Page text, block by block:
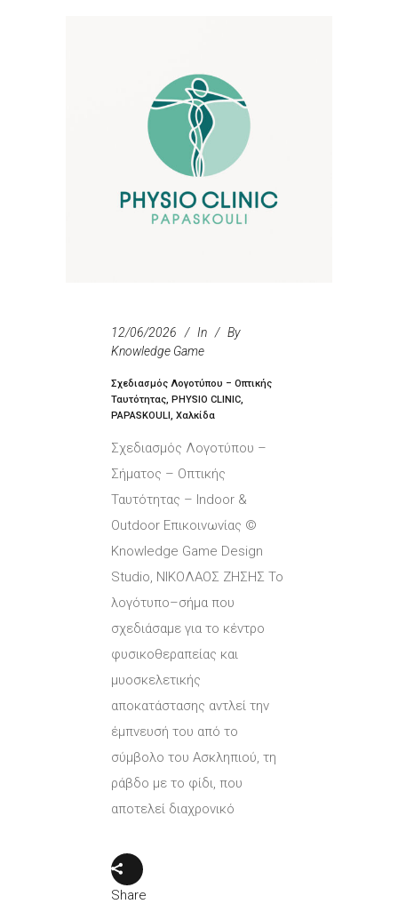
12/06/2026 In
By
Knowledge Game
Σχεδιασμός Λογοτύπου – Οπτικής
Ταυτότητας, PHYSIO CLINIC,
PAPASKOULI, Χαλκίδα
Σχεδιασμός Λογοτύπου –
Σήματος – Οπτικής
Ταυτότητας – Indoor &
Outdoor Επικοινωνίας ©
Knowledge Game Design
Studio, ΝΙΚΟΛΑΟΣ ΖΗΣΗΣ Το
λογότυπο–σήμα που
σχεδιάσαμε για το κέντρο
φυσικοθεραπείας και
μυοσκελετικής
αποκατάστασης αντλεί την
έμπνευσή του από το
σύμβολο του Ασκληπιού, τη
ράβδο με το φίδι, που
αποτελεί διαχρονικό
Share